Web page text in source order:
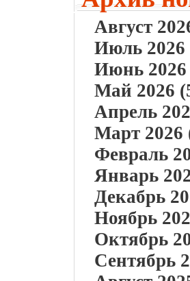
Август
Июль 2026
Июнь 2026
Май 2026
Апрель
Март 2026
Февраль
Январь
Декабрь
Ноябрь
Октябрь
Сентябрь